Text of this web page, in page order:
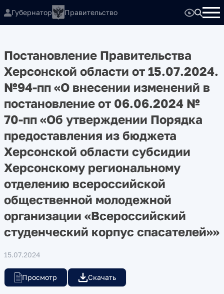
Губернатор Правительство
Постановление Правительства
Херсонской области от 15.07.2024.
№94-пп «О внесении изменений в
постановление от 06.06.2024 №
70-пп «Об утверждении Порядка
предоставления из бюджета
Херсонской области субсидии
Херсонскому региональному
отделению всероссийской
общественной молодежной
организации «Всероссийский
студенческий корпус спасателей»»
15.07.2024
Просмотр Скачать